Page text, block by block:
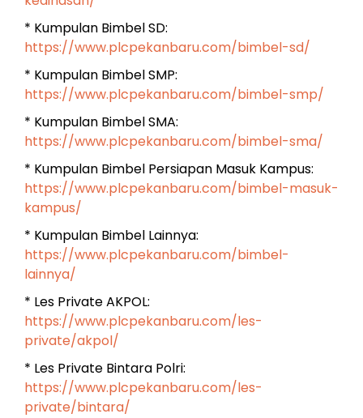
* Kumpulan Bimbel SD:
https://www.plcpekanbaru.com/bimbel-sd/
* Kumpulan Bimbel SMP:
https://www.plcpekanbaru.com/bimbel-smp/
* Kumpulan Bimbel SMA:
https://www.plcpekanbaru.com/bimbel-sma/
* Kumpulan Bimbel Persiapan Masuk Kampus:
https://www.plcpekanbaru.com/bimbel-masuk-
kampus/
* Kumpulan Bimbel Lainnya:
https://www.plcpekanbaru.com/bimbel-
lainnya/
* Les Private AKPOL:
https://www.plcpekanbaru.com/les-
private/akpol/
* Les Private Bintara Polri:
https://www.plcpekanbaru.com/les-
private/bintara/